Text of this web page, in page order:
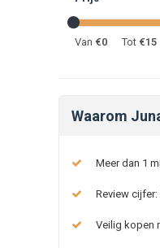
Van €0 Tot €15
Waarom
Meer dan 1
Review cijfer:
Veilig kopen